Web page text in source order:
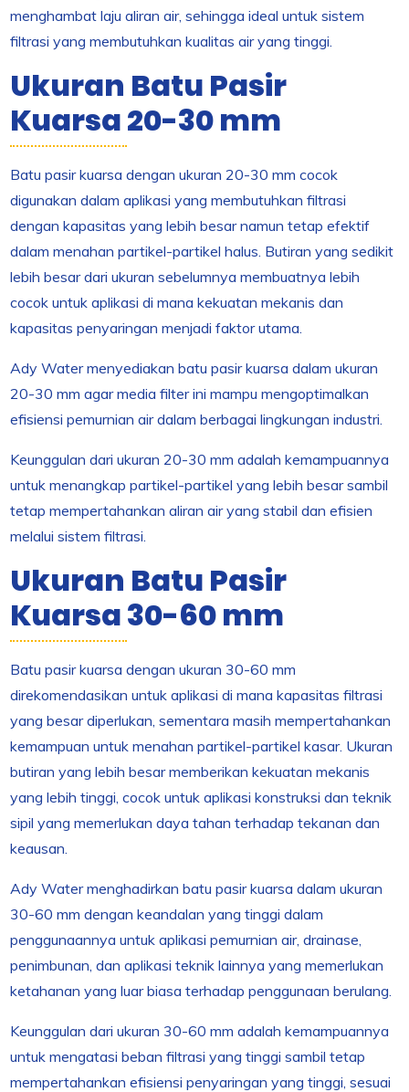
menghambat laju aliran air, sehingga ideal untuk sistem
filtrasi yang membutuhkan kualitas air yang tinggi.
Ukuran Batu Pasir
Kuarsa 20-30 mm
Batu pasir kuarsa dengan ukuran 20-30 mm cocok
digunakan dalam aplikasi yang membutuhkan filtrasi
dengan kapasitas yang lebih besar namun tetap efektif
dalam menahan partikel-partikel halus. Butiran yang sedikit
lebih besar dari ukuran sebelumnya membuatnya lebih
cocok untuk aplikasi di mana kekuatan mekanis dan
kapasitas penyaringan menjadi faktor utama.
Ady Water menyediakan batu pasir kuarsa dalam ukuran
20-30 mm agar media filter ini mampu mengoptimalkan
efisiensi pemurnian air dalam berbagai lingkungan industri.
Keunggulan dari ukuran 20-30 mm adalah kemampuannya
untuk menangkap partikel-partikel yang lebih besar sambil
tetap mempertahankan aliran air yang stabil dan efisien
melalui sistem filtrasi.
Ukuran Batu Pasir
Kuarsa 30-60 mm
Batu pasir kuarsa dengan ukuran 30-60 mm
direkomendasikan untuk aplikasi di mana kapasitas filtrasi
yang besar diperlukan, sementara masih mempertahankan
kemampuan untuk menahan partikel-partikel kasar. Ukuran
butiran yang lebih besar memberikan kekuatan mekanis
yang lebih tinggi, cocok untuk aplikasi konstruksi dan teknik
sipil yang memerlukan daya tahan terhadap tekanan dan
keausan.
Ady Water menghadirkan batu pasir kuarsa dalam ukuran
30-60 mm dengan keandalan yang tinggi dalam
penggunaannya untuk aplikasi pemurnian air, drainase,
penimbunan, dan aplikasi teknik lainnya yang memerlukan
ketahanan yang luar biasa terhadap penggunaan berulang.
Keunggulan dari ukuran 30-60 mm adalah kemampuannya
untuk mengatasi beban filtrasi yang tinggi sambil tetap
mempertahankan efisiensi penyaringan yang tinggi, sesuai